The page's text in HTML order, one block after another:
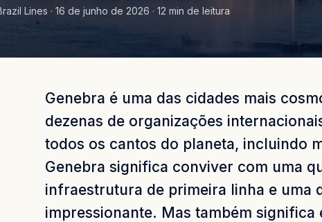
Lines · 16 de junho de 2026 · 12 min de leitura
Genebra é uma das cidades mais
dezenas de organizações
todos os cantos do planeta, incluindo
Genebra significa conviver com uma
infraestrutura de primeira linha e uma
impressionante. Mas também